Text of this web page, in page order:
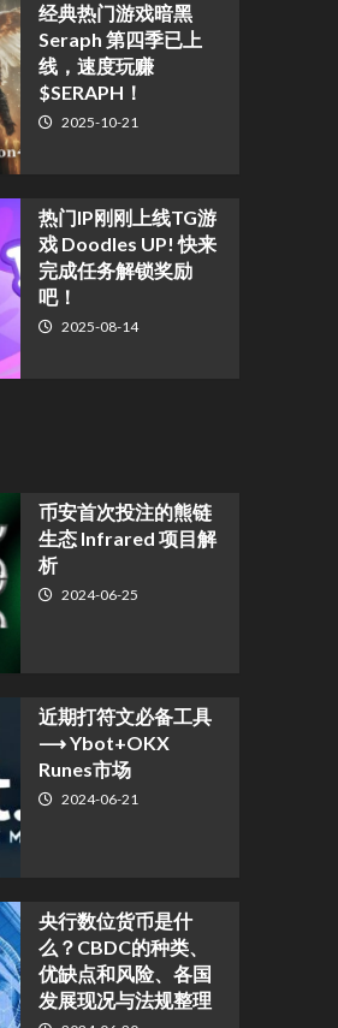
经典热门游戏暗黑
Seraph 第四季已上
线，速度玩赚
$SERAPH！
2025-10-21
热门IP刚刚上线TG游
戏 Doodles UP! 快来
完成任务解锁奖励
吧！
2025-08-14
币安首次投注的熊链
生态 Infrared 项目解
析
2024-06-25
近期打符文必备工具
⟶ Ybot+OKX
Runes市场
2024-06-21
央行数位货币是什
么？CBDC的种类、
优缺点和风险、各国
发展现况与法规整理